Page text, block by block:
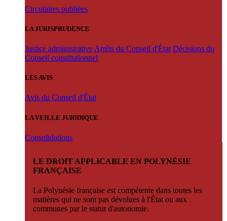
Circulaires publiées
LA JURISPRUDENCE
Justice administrative Arrêts du Conseil d'État Décisions du
Conseil constitutionnel
LES AVIS
Avis du Conseil d'État
LA VEILLE JURIDIQUE
Consolidations
LE DROIT APPLICABLE EN POLYNÉSIE
FRANÇAISE
La Polynésie française est compétente dans toutes les
matières qui ne sont pas dévolues à l'État ou aux
communes par le statut d'autonomie.